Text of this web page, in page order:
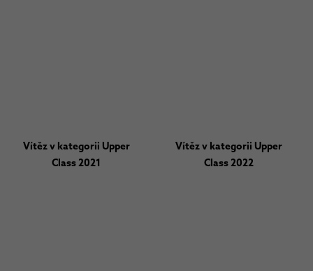
Vítěz v kategorii Upper
Class 2021
Vítěz v kategorii Upper
Class 2022